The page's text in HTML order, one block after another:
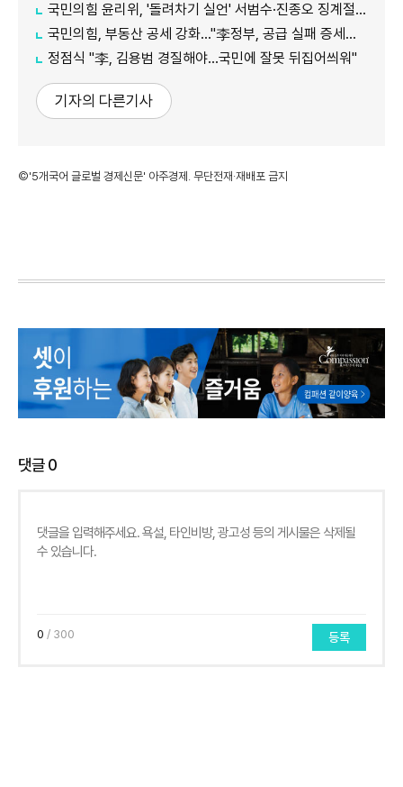
국민의힘 윤리위, '돌려차기 실언' 서범수·진종오 징계절차 개시
국민의힘, 부동산 공세 강화..."李정부, 공급 실패 증세로 덮으려 해"
정점식 "李, 김용범 경질해야...국민에 잘못 뒤집어씌워"
기자의 다른기사
©'5개국어 글로벌 경제신문' 아주경제. 무단전재·재배포 금지
댓글0
0 / 300 등록